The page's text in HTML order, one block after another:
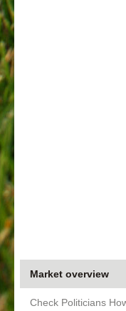
Market overview
Check Politicians